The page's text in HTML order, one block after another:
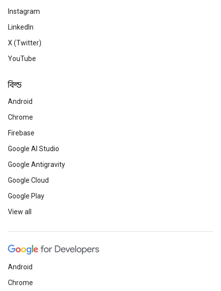
Instagram
LinkedIn
X (Twitter)
YouTube
বিল্ড
Android
Chrome
Firebase
Google AI Studio
Google Antigravity
Google Cloud
Google Play
View all
Android
Chrome